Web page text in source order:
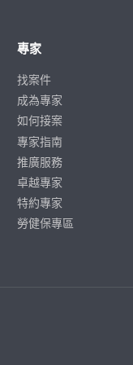
專家
找案件
成為專家
如何接案
專家指南
推廣服務
卓越專家
特約專家
勞健保專區